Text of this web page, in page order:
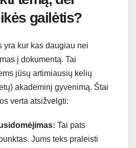
gailėtis?
yra kur kas daugiau nei
į dokumentą. Tai
jūsų artimiausių kelių
akademinį gyvenimą. Štai
verta atsižvelgti:
Tai pats
Jums teks praleisti